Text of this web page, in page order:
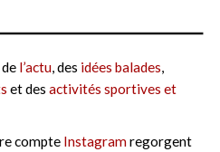
de l’actu, des idées balades,
et des activités sportives et
compte Instagramregorgent